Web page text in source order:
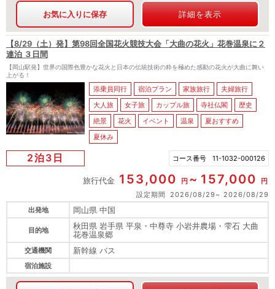
お気に入りに保存 詳細を表示
【8/29（土）発】第98回全国花火競技大会「大曲の花火」花巻温泉に２
連泊 ３日間
【岡山駅発】世界の国際色豊かな花火と日本の伝統技術の粋を極めた感動の花火が大曲に舞い
上がる！
添乗員同行 宿泊プラン 家族旅行
夫婦旅行
大人旅
女子旅 カップル旅 寺社仏閣
歴史
絶景
花火 イベント 温泉
夏おすすめ
夏休み
2泊3日 コース番号 11-1032-000126
旅行代金 153,000 円 157,000
円
設定期間
2026/08/29
2026/08/29
出発地
岡山県 中国
目的地
秋田県 岩手県 平泉・中尊寺 小岩井農場・雫石 大曲
花巻温泉郷
交通機関 新幹線 バス
宿泊施設